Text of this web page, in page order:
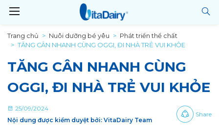
Trang chủ Nuôi dưỡng bé yêu
Phát triển thể chất
TĂNG CÂN NHANH CÙNG OGGI, ĐI NHÀ TRẺ VUI KHỎE
TĂNG CÂN NHANH CÙNG
OGGI, ĐI NHÀ TRẺ VUI KHỎE
25/09/2024
Nội dung được kiểm duyệt bởi: VitaDairy Team
Share